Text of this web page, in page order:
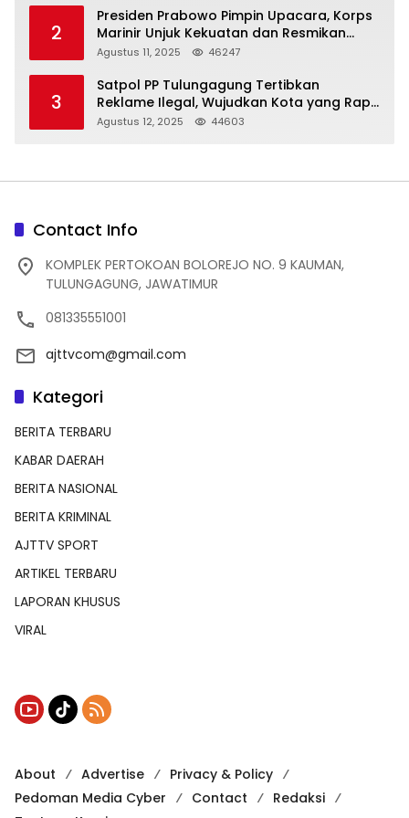
2
Presiden Prabowo Pimpin Upacara, Korps
Marinir Unjuk Kekuatan dan Resmikan
Struktur Baru
Agustus 11, 2025 46247
3
Satpol PP Tulungagung Tertibkan
Reklame Ilegal, Wujudkan Kota yang Rapi
dan Indah
Agustus 12, 2025 44603
Contact Info
KOMPLEK PERTOKOAN BOLOREJO NO. 9 KAUMAN,
TULUNGAGUNG, JAWATIMUR
081335551001
ajttvcom@gmail.com
Kategori
BERITA TERBARU
KABAR DAERAH
BERITA NASIONAL
BERITA KRIMINAL
AJTTV SPORT
ARTIKEL TERBARU
LAPORAN KHUSUS
VIRAL
About Advertise
Privacy & Policy
Pedoman Media Cyber
Contact
Redaksi